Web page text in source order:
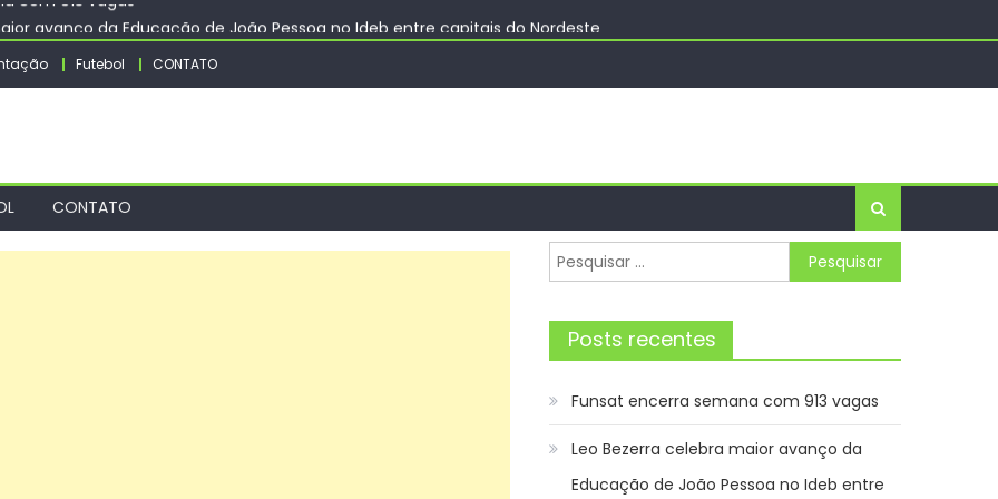
avanço da Educação de João Pessoa no Ideb entre capitais do Nordeste
ação de vacinação contra a Febre Amarela na região da Rocinha – Prefeitura Estância Turística Guaratinguetá
e restringe cidadania por nascimento
com 913 vagas
Futebol CONTATO
CONTATO
Pesquisar
por:
Posts recentes
Funsat encerra semana com 913 vagas
Leo Bezerra celebra maior avanço da
Educação de João Pessoa no Ideb entre